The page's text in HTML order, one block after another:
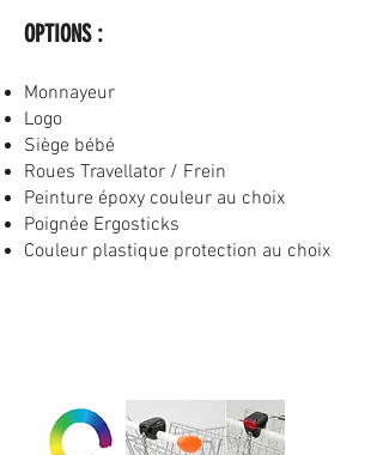
OPTIONS:
Monnayeur
Logo
Siège bébé
Roues Travellator / Frein
Peinture époxy couleur au choix
Poignée Ergosticks
Couleur plastique protection au choix